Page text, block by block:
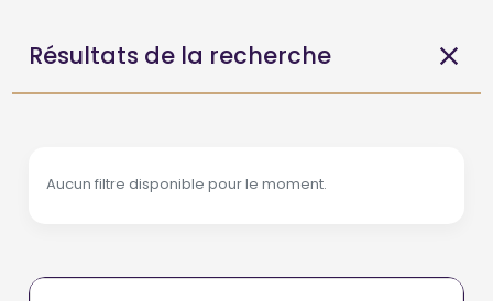
Résultats de la recherche
Aucun filtre disponible pour le moment.